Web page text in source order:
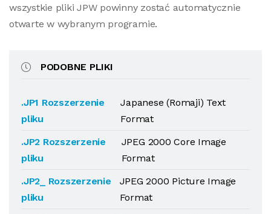
wszystkie pliki JPW powinny zostać automatycznie
otwarte w wybranym programie.
PODOBNE PLIKI
.JP1 Rozszerzenie
pliku
Japanese (Romaji) Text
Format
.JP2 Rozszerzenie
pliku
JPEG 2000 Core Image
Format
.JP2_ Rozszerzenie
pliku
JPEG 2000 Picture Image
Format